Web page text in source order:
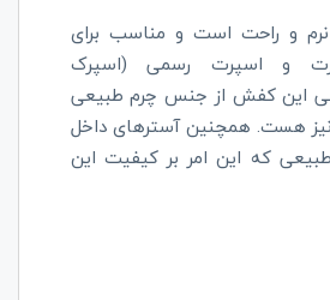
و راحت است و مناسب برای
و اسپرت رسمی (اسپرک
این کفش از جنس چرم طبیعی
هست. همچنین آسترهای داخل
که این امر بر کیفیت این